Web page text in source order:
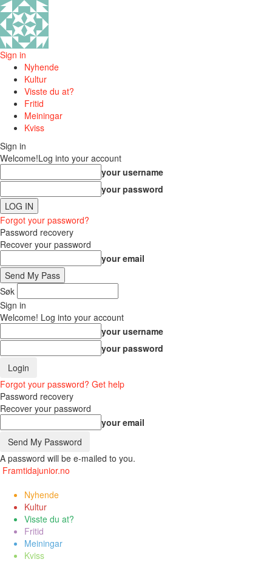
Sign in
Nyhende
Kultur
Visste du at?
Fritid
Meiningar
Kviss
Sign in
Welcome!Log into your account
your username
your password
Forgot your password?
Password recovery
Recover your password
your email
Søk
Sign in
Welcome! Log into your account
your username
your password
Forgot your password? Get help
Password recovery
Recover your password
your email
A password will be e-mailed to you.
Framtidajunior.no
Nyhende
Kultur
Visste du at?
Fritid
Meiningar
Kviss